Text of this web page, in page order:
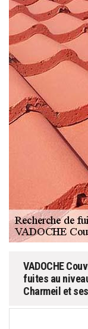
VADOCHE
fuites au
Charmeil et